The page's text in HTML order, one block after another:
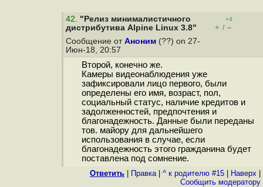
42. "Релиз минималистичного
дистрибутива Alpine Linux 3.8"
+4
+ / –
Сообщение от Аноним (??) on 27-
Июн-18, 20:57
Второй, конечно же.
Камеры видеонаблюдения уже
зафиксировали лицо первого, были
определены его имя, возраст, пол,
социальный статус, наличие кредитов и
задолженностей, предпочтения и
благонадежность. Данные были переданы
тов. майору для дальнейшего
использования в случае, если
благонадежность этого гражданина будет
поставлена под сомнение.
Ответить Правка| ^ к родителю #15 Наверх
Cообщить модератору